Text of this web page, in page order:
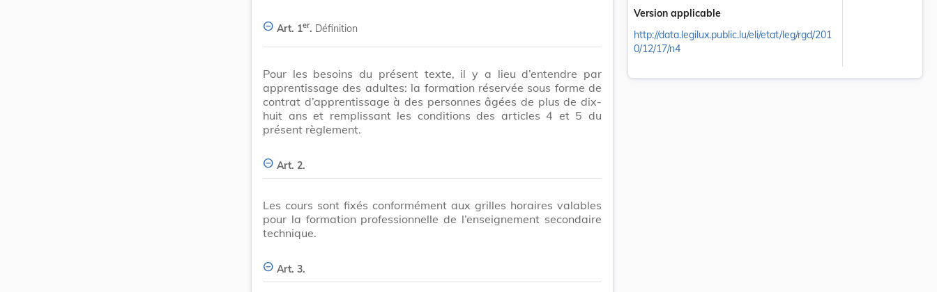
Art. 1er. Définition
Pour les besoins du présent texte, il y a lieu d’entendre par
apprentissage des adultes: la formation réservée sous forme de
contrat d’apprentissage à des personnes âgées de plus de dix-
huit ans et remplissant les conditions des articles 4 et 5 du
présent règlement.
Art. 2.
Les cours sont fixés conformément aux grilles horaires valables
pour la formation professionnelle de l’enseignement secondaire
technique.
Art. 3.
Version applicable
http://data.legilux.public.lu/eli/etat/leg/rgd/201
0/12/17/n4